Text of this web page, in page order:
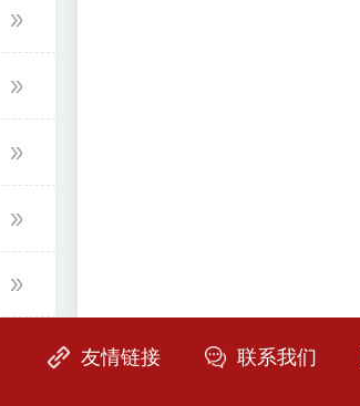
友情链接 联系我们